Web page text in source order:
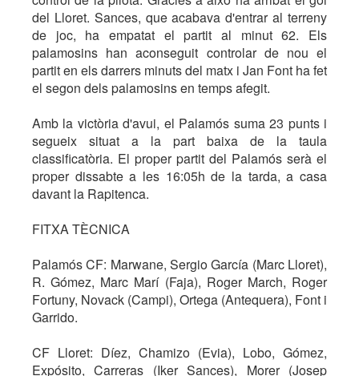
del Lloret. Sances, que acabava d'entrar al terreny
de joc, ha empatat el partit al minut 62. Els
palamosins han aconseguit controlar de nou el
partit en els darrers minuts del matx i Jan Font ha fet
el segon dels palamosins en temps afegit.
Amb la victòria d'avui, el Palamós suma 23 punts i
segueix situat a la part baixa de la taula
classificatòria. El proper partit del Palamós serà el
proper dissabte a les 16:05h de la tarda, a casa
davant la Rapitenca.
FITXA TÈCNICA
Palamós CF: Marwane, Sergio García (Marc Lloret),
R. Gómez, Marc Marí (Faja), Roger March, Roger
Fortuny, Novack (Campi), Ortega (Antequera), Font i
Garrido.
CF Lloret: Díez, Chamizo (Evia), Lobo, Gómez,
Expósito, Carreras (Iker Sances), Morer (Josep